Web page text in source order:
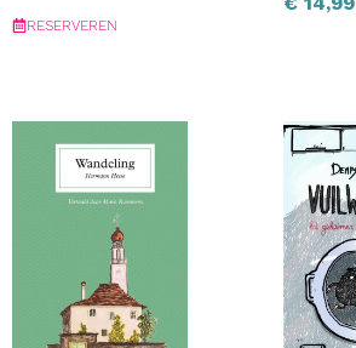
RESERVEREN